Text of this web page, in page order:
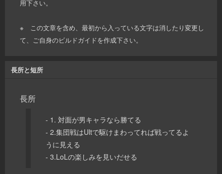
用下さい。
※ この文章を含め、最初から入っている文字は消したり変更し
て、ご自身のビルドガイドを作成下さい。
長所と短所
長所
- 1. 対面が男キャラなら勝てる
- 2.集団戦はUltで駆けまわってれば戦ってるよ
うに見える
- 3.LoLの楽しみを見いだせる